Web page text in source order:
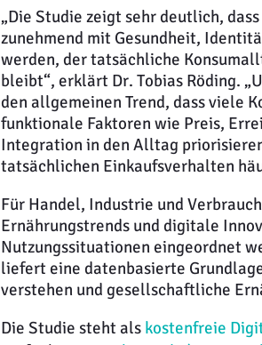
„Die Studie zeigt sehr deutlich,
zunehmend mit Gesundheit,
werden, der tatsächliche
bleibt“, erklärt Dr. Tobias Röding.
den allgemeinen Trend, dass viele
funktionale Faktoren wie Preis,
Integration in den Alltag
tatsächlichen Einkaufsverhalten
Für Handel, Industrie und
Ernährungstrends und digitale
Nutzungssituationen eingeordnet
liefert eine datenbasierte
verstehen und gesellschaftliche
Die Studie steht als kostenfreie